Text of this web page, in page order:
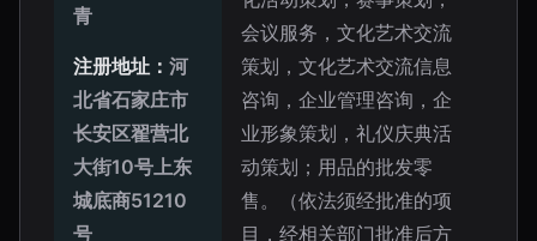
青
注册地址： 河
北省石家庄市
长安区翟营北
大街10号上东
城底商51210
号
会议服务，文化艺术交流
策划，文化艺术交流信息
咨询，企业管理咨询，企
业形象策划，礼仪庆典活
动策划；用品的批发零
售。（依法须经批准的项
目，经相关部门批准后方